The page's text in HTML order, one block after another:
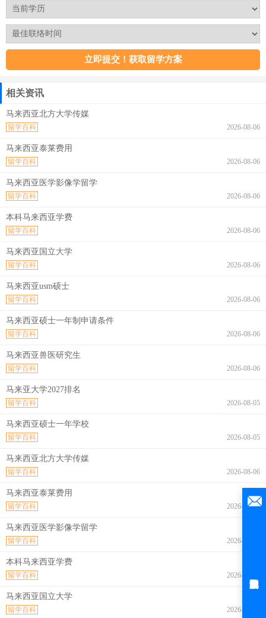
相关资讯
马来西亚北方大学传媒
2026-08-06
留学百科
马来西亚泰莱费用
2026-08-06
留学百科
马来西亚医学影像学留学
2026-08-06
留学百科
本科马来西亚学费
2026-08-06
留学百科
马来西亚国立大学
2026-08-06
留学百科
马来西亚usm硕士
2026-08-06
留学百科
马来西亚硕士一年制申请条件
2026-08-06
留学百科
马来西亚兽医研究生
2026-08-06
留学百科
马来亚大学2027排名
2026-08-05
留学百科
马来西亚硕士一年学校
2026-08-05
留学百科
马来西亚北方大学传媒
2026-08-06
留学百科
马来西亚泰莱费用
2026-08-06
留学百科
马来西亚医学影像学留学
2026-08-06
留学百科
本科马来西亚学费
2026-08-06
留学百科
马来西亚国立大学
2026-08-06
留学百科